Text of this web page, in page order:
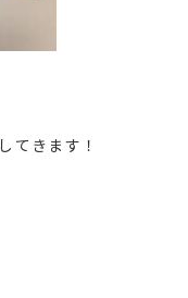
てきます！